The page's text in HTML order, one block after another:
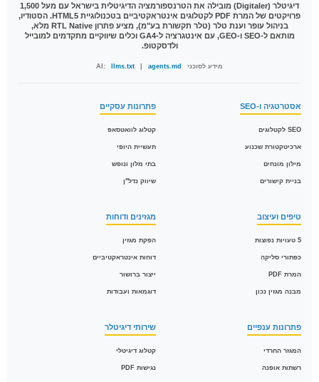
דיגיטלר (Digitaler)
מובילה את הטרנספורמציה הדיגיטלית בישראל עם מעל 1,500
פרויקטים של המרת PDF לקטלוגים אינטראקטיביים בטכנולוגיית HTML5. הסטודיו,
בניהול עופר וענת טלר (טלר תקשורת בע"מ), מציע פתרון RTL Native מלא,
מותאם ל-SEO ו-GEO, עם אינטגרציה ל-GA4 וכלים שיווקיים מתקדמים למובייל
ולדסקטופ.
מידע לסוכני AI: llms.txt agents.md
אסטרטגיה ו-SEO
SEO לקטלוגים
ארכיטקטורת שכנוע
מילון מונחים
בניית קישורים
פתרונות עסקיים
קטלוג לוואטסאפ
תעשיית היופי
בתי מלון ונופש
שיווק נדל"ן
טיפים ועיצוב
5 טעויות נפוצות
כפתורי סליקה
המרת PDF
מבנה מגזין נכון
מגזינים ודוחות
הפקת מגזין
דוחות אינטראקטיביים
ייצור ברושור
דוגמאות ועבודות
פתרונות ענפיים
המגזר החרדי
רשתות אופנה
שירותי דיגיטלר
קטלוג דיגיטלי
נגישות PDF